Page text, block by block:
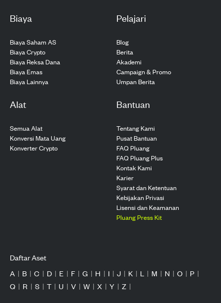
Biaya
Biaya Saham AS
Biaya Crypto
Biaya Reksa Dana
Biaya Emas
Biaya Lainnya
Pelajari
Blog
Berita
Akademi
Campaign & Promo
Umpan Berita
Alat
Semua Alat
Konversi Mata Uang
Konverter Crypto
Bantuan
Tentang Kami
Pusat Bantuan
FAQ Pluang
FAQ Pluang Plus
Kontak Kami
Karier
Syarat dan Ketentuan
Kebijakan Privasi
Lisensi dan Keamanan
Pluang Press Kit
Daftar Aset
A | B | C | D | E | F | G | H | I | J | K | L | M | N | O | P |
Q | R | S | T | U | V | W | X | Y | Z |